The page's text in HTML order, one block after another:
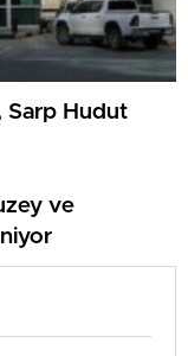
Sarp Hudut
ve